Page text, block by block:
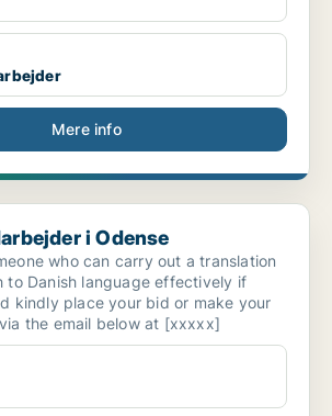
Mere info
i Odense
i Odense
who can carry out a translation
to Danish language effectively if
kindly place your bid or make your
the email below at [xxxxx]